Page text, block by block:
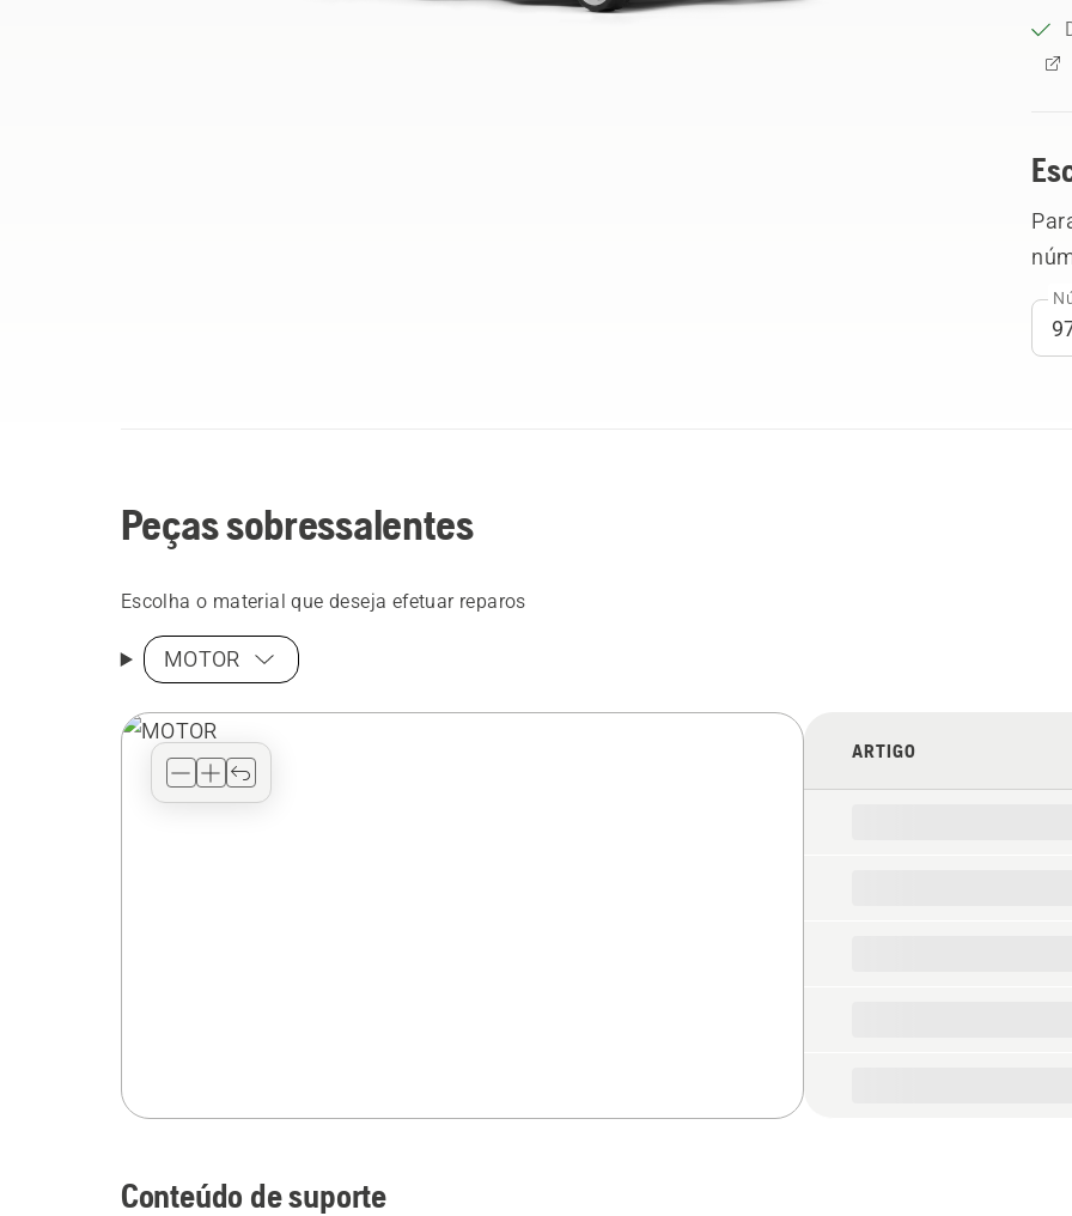
Peças sobressalentes
Escolha o material que deseja efetuar reparos
MOTOR
ARTIGO
Conteúdo de suporte